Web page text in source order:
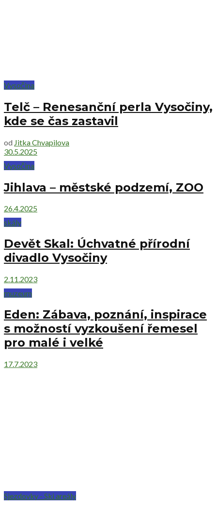
Vysočina
Telč – Renesanční perla Vysočiny,
kde se čas zastavil
od Jitka Chvapilova
30.5.2025
Vysočina
Jihlava – městské podzemí, ZOO
26.4.2025
skály
Devět Skal: Úchvatné přírodní
divadlo Vysočiny
2.11.2023
muzeum
Eden: Zábava, poznání, inspirace
s možností vyzkoušení řemesel
pro malé i velké
17.7.2023
Sjezdovky - Ski areály